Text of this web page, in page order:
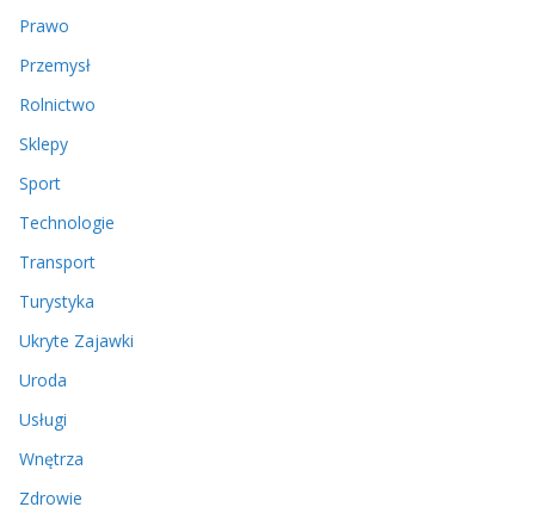
Prawo
Przemysł
Rolnictwo
Sklepy
Sport
Technologie
Transport
Turystyka
Ukryte Zajawki
Uroda
Usługi
Wnętrza
Zdrowie